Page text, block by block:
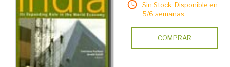
Sin Stock. Disponible en
5/6 semanas.
COMPRAR